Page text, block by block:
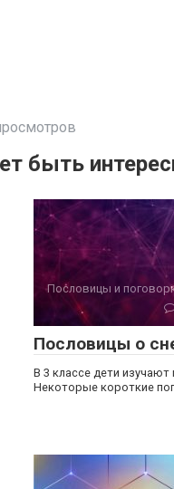
быть
Пословицы и
Пословицы о
В 3 классе дети
Некоторые короткие